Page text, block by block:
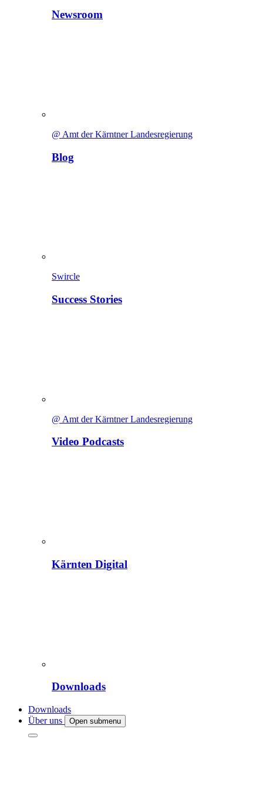
Newsroom
@ Amt der Kärntner Landesregierung
Blog
Swircle
Success Stories
@ Amt der Kärntner Landesregierung
Video Podcasts
Kärnten Digital
Downloads
Downloads
Über uns
Open submenu